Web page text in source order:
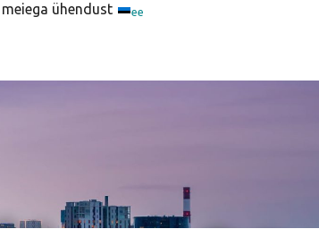
ühendust ee